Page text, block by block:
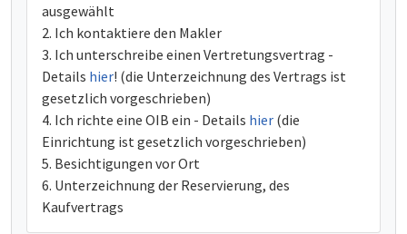
ausgewählt
Ich kontaktiere den Makler
Ich unterschreibe einen Vertretungsvertrag -
Details hier! (die Unterzeichnung des Vertrags ist
gesetzlich vorgeschrieben)
Ich richte eine OIB ein - Details hier (die
Einrichtung ist gesetzlich vorgeschrieben)
Besichtigungen vor Ort
Unterzeichnung der Reservierung, des
Kaufvertrags